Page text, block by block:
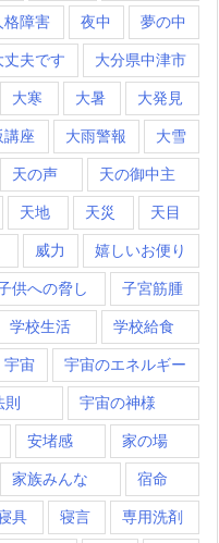
格障害 夜中 夢の中
丈夫です 大分県中津市
大寒 大暑 大発見
講座 大雨警報 大雪
天の声 天の御中主
天地 天災 天目
威力 嬉しいお便り
供への脅し 子宮筋腫
学校生活 学校給食
宇宙 宇宙のエネルギー
則 宇宙の神様
安堵感 家の場
家族みんな 宿命
具 寝言 専用洗剤